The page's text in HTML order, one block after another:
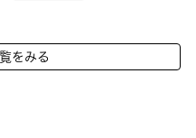
をみる